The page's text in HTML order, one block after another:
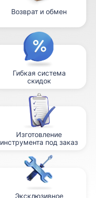
Возврат и обмен
Гибкая система
скидок
Изготовление
инструмента под заказ
Эксклюзивное